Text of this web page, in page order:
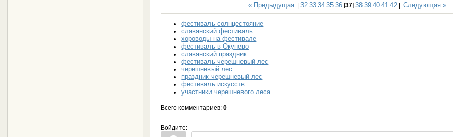
« Предыдущая |32 33 34 35 36 [37]38 39 40 41 42 |Следующая »
фестиваль солнцестояние
славянский фестиваль
хороводы на фестивале
фестиваль в Окунево
славянский праздник
фестиваль черешневый лес
черешневый лес
праздник черешневый лес
фестиваль искусств
участники черешневого леса
Всего комментариев:0
Войдите: